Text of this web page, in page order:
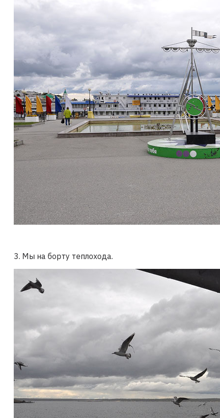
3. Мы на борту теплохода.